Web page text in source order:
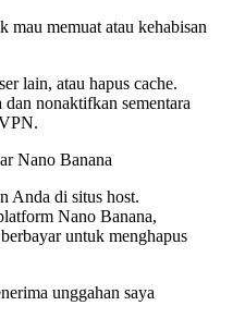
mau memuat atau kehabisan
lain, atau hapus cache.
nonaktifkan sementara
Nano Banana
Anda di situs host.
Nano Banana,
untuk menghapus
unggahan saya